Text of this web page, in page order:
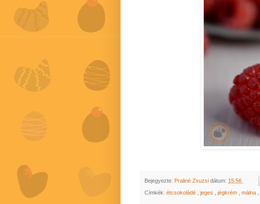
Bejegyezte: Praliné Zsuzsi dátum: 15:56
Címkék: étcsokoládé jeges jégkrém málna